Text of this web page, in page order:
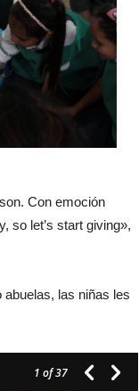
Con emoción
so let’s start giving»,
las niñas les
1 of 37